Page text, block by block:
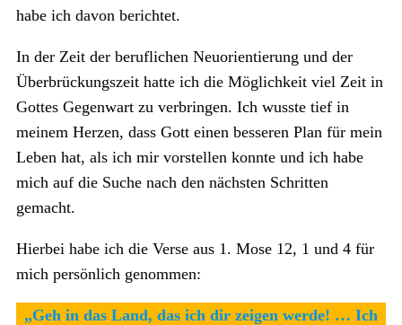
habe ich davon berichtet.
In der Zeit der beruflichen Neuorientierung und der
Überbrückungszeit hatte ich die Möglichkeit viel Zeit in
Gottes Gegenwart zu verbringen. Ich wusste tief in
meinem Herzen, dass Gott einen besseren Plan für mein
Leben hat, als ich mir vorstellen konnte und ich habe
mich auf die Suche nach den nächsten Schritten
gemacht.
Hierbei habe ich die Verse aus 1. Mose 12, 1 und 4 für
mich persönlich genommen:
„Geh in das Land, das ich dir zeigen werde! … Ich